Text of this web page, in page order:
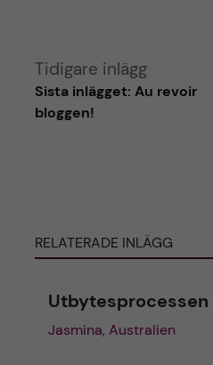
l
Tidigare inlägg
Sista inlägget: Au revoir
bloggen!
RELATERADE INLÄGG
Jasmina, Australien